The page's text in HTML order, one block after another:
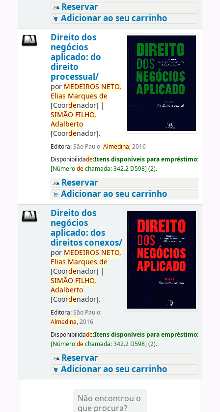
Reservar
Adicionar ao seu carrinho
Direito dos
negócios
aplicado: do
direito
processual/
por MEDEIROS NETO,
Elias Marques de
[Coordenador] |
SIMÃO FILHO,
Adalberto
[Coordenador].
Editora:São Paulo:Almedina,2016
Disponibilidade:Itens disponíveis para empréstimo:
[Númerodechamada:342.2 D598] (2).
Reservar
Adicionar ao seu carrinho
Direito dos
negócios
aplicado: dos
direitos conexos/
por MEDEIROS NETO,
Elias Marques de
[Coordenador] |
SIMÃO FILHO,
Adalberto
[Coordenador].
Editora:São Paulo:
Almedina,2016
Disponibilidade:Itens disponíveis para empréstimo:
[Númerodechamada:342.2 D598] (2).
Reservar
Adicionar ao seu carrinho
Não encontrou o
que procura?